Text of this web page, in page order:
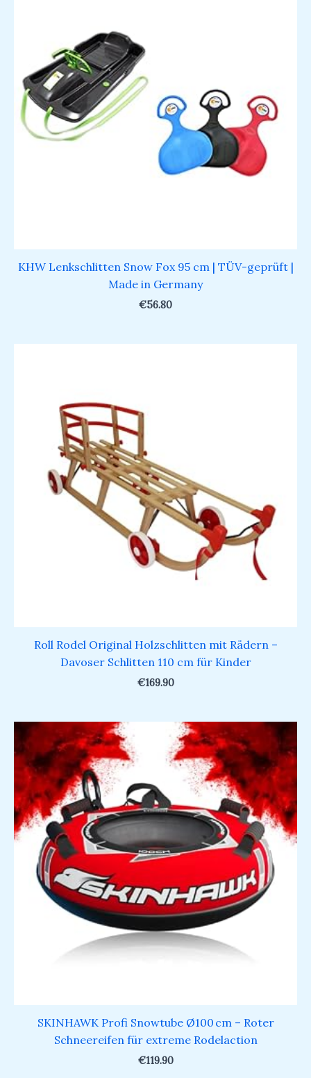
KHW Lenkschlitten Snow Fox 95 cm | TÜV-geprüft |
Made in Germany
€56.80
Roll Rodel Original Holzschlitten mit Rädern –
Davoser Schlitten 110 cm für Kinder
€169.90
SKINHAWK Profi Snowtube Ø100 cm – Roter
Schneereifen für extreme Rodelaction
€119.90